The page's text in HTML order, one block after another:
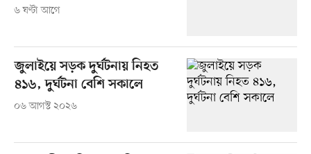
৬ ঘণ্টা আগে
জুলাইয়ে সড়ক দুর্ঘটনায় নিহত
৪১৬, দুর্ঘটনা বেশি সকালে
০৬ আগস্ট ২০২৬